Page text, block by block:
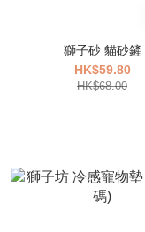
獅子砂 貓砂鏟
HK$59.80
HK$68.00